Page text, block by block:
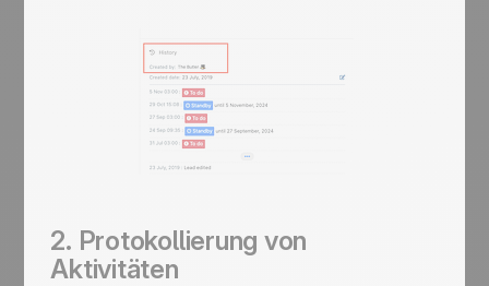
2. Protokollierung von
Aktivitäten